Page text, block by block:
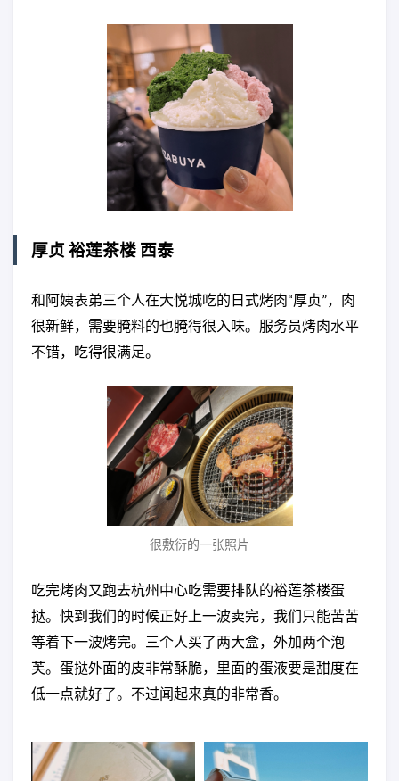
厚贞 裕莲茶楼 西泰
和阿姨表弟三个人在大悦城吃的日式烤肉“厚贞”，肉
很新鲜，需要腌料的也腌得很入味。服务员烤肉水平
不错，吃得很满足。
很敷衍的一张照片
吃完烤肉又跑去杭州中心吃需要排队的裕莲茶楼蛋
挞。快到我们的时候正好上一波卖完，我们只能苦苦
等着下一波烤完。三个人买了两大盒，外加两个泡
芙。蛋挞外面的皮非常酥脆，里面的蛋液要是甜度在
低一点就好了。不过闻起来真的非常香。